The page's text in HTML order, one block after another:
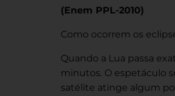
(Enem PPL-2010)
Como ocorrem os
Quando a Lua passa
minutos. O espetáculo
satélite atinge algum